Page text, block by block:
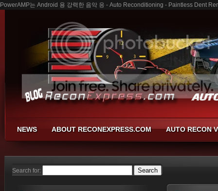
PowerAMP는 Android 용 강력한 음악 응 - Auto Reconditioning - Paintless Dent
NEWS ABOUT RECONEXPRESS.COM AUTO RECON
Search for: